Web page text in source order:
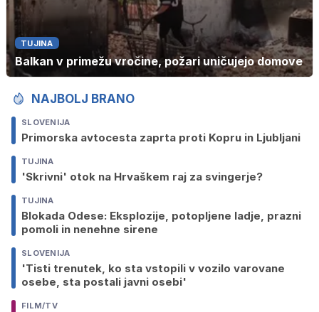
TUJINA
Balkan v primežu vročine, požari uničujejo domove
NAJBOLJ BRANO
SLOVENIJA
Primorska avtocesta zaprta proti Kopru in Ljubljani
TUJINA
'Skrivni' otok na Hrvaškem raj za svingerje?
TUJINA
Blokada Odese: Eksplozije, potopljene ladje, prazni
pomoli in nenehne sirene
SLOVENIJA
'Tisti trenutek, ko sta vstopili v vozilo varovane
osebe, sta postali javni osebi'
FILM/TV